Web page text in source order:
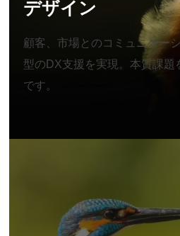
デザイン
顧客、市場とのコミュニケー
型のDX支援を実現。本質課題
です。